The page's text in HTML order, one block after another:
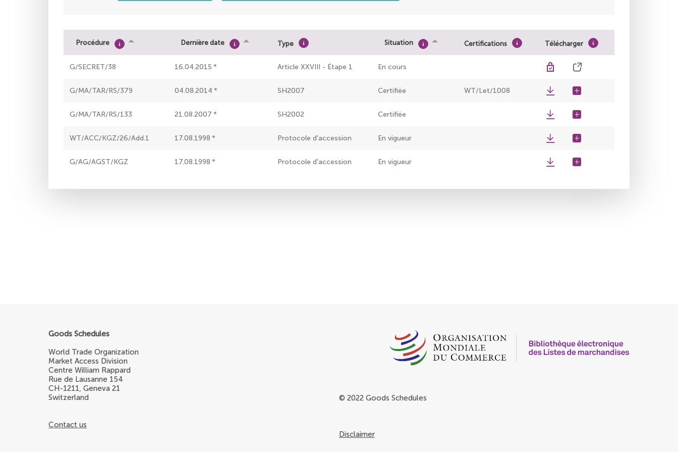
Procédure Dernière date Type Situation Certifications Télécharger
G/SECRET/38 16.04.2015 Article XXVIII - Étape 1 En cours
G/MA/TAR/RS/379 04.08.2014 SH2007 Certifiée WT/Let/1008
G/MA/TAR/RS/133 21.08.2007 SH2002 Certifiée
WT/ACC/KGZ/26/Add.1 17.08.1998 Protocole d'accession En vigueur
G/AG/AGST/KGZ 17.08.1998 Protocole d'accession En vigueur
Goods Schedules
World Trade Organization
Market Access Division
Centre William Rappard
Rue de Lausanne 154
CH-1211, Geneva 21
Switzerland
Contact us
© 2022 Goods Schedules
Disclaimer